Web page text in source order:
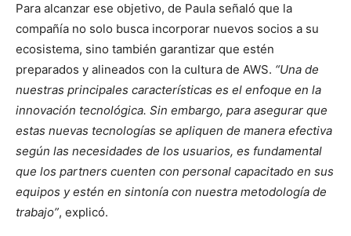
Para alcanzar ese objetivo, de Paula señaló que la
compañía no solo busca incorporar nuevos socios a su
ecosistema, sino también garantizar que estén
preparados y alineados con la cultura de AWS. “Una de
nuestras principales características es el enfoque en la
innovación tecnológica. Sin embargo, para asegurar que
estas nuevas tecnologías se apliquen de manera efectiva
según las necesidades de los usuarios, es fundamental
que los partners cuenten con personal capacitado en sus
equipos y estén en sintonía con nuestra metodología de
trabajo”, explicó.